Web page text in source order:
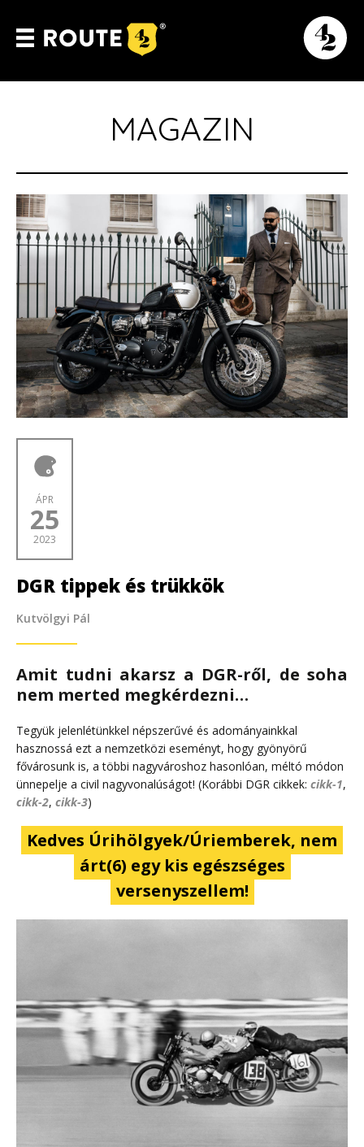
MAGAZIN
ÁPR
25
2023
DGR tippek és trükkök
Kutvölgyi Pál
Amit tudni akarsz a DGR-ről, de soha
nem merted megkérdezni…
Tegyük jelenlétünkkel népszerűvé és adományainkkal
hasznossá ezt a nemzetközi eseményt, hogy gyönyörű
fővárosunk is, a többi nagyvároshoz hasonlóan, méltó módon
ünnepelje a civil nagyvonalúságot! (Korábbi DGR cikkek: cikk-1,
cikk-2, cikk-3)
Kedves Úrihölgyek/Úriemberek, nem
árt(6) egy kis egészséges
versenyszellem!